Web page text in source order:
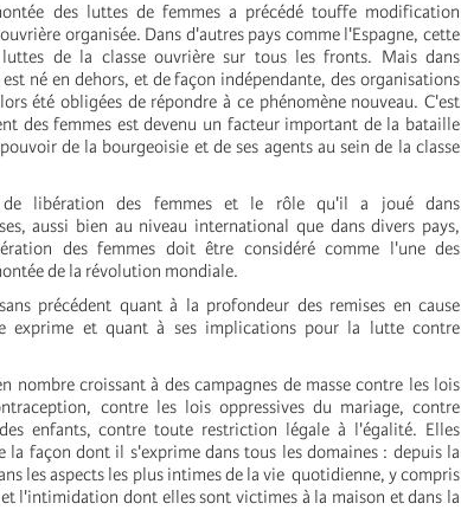
des luttes de femmes a précédé touffe modification
organisée. Dans d'autres pays comme l'Espagne, cette
de la classe ouvrière sur tous les fronts. Mais dans
né en dehors, et de façon indépendante, des organisations
été obligées de répondre à ce phénomène nouveau. C'est
des femmes est devenu un facteur important de la bataille
de la bourgeoisie et de ses agents au sein de la classe
de libération des femmes et le rôle qu'il a joué dans
aussi bien au niveau international que dans divers pays,
des femmes doit être considéré comme l'une des
de la révolution mondiale.
précédent quant à la profondeur des remises en cause
exprime et quant à ses implications pour la lutte contre
nombre croissant à des campagnes de masse contre les lois
contre les lois oppressives du mariage, contre
enfants, contre toute restriction légale à l'égalité. Elles
la façon dont il s'exprime dans tous les domaines : depuis la
les aspects les plus intimes de la vie quotidienne, y compris
l'intimidation dont elles sont victimes à la maison et dans la